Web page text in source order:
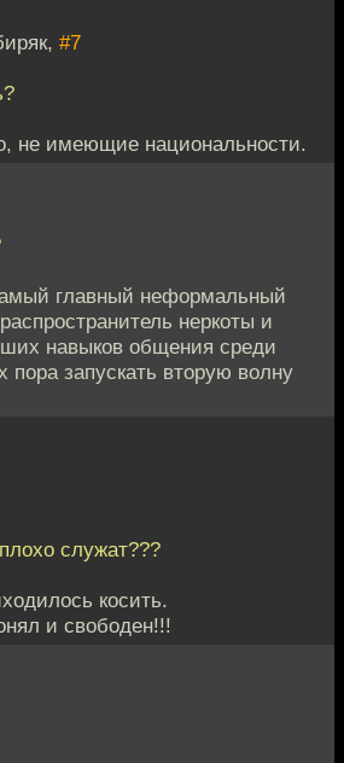
#7
не имеющие национальности.
главный неформальный
неркоты и
навыков общения среди
запускать вторую волну
служат???
косить.
и свободен!!!